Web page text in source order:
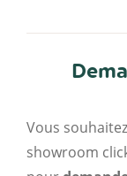
Vous
showroom